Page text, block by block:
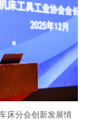
床分会创新发展情